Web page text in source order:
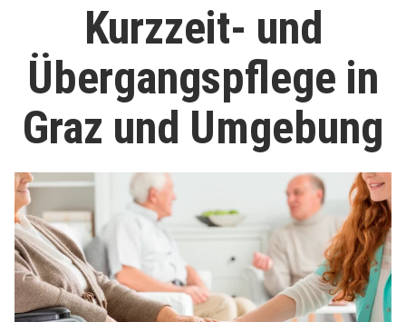
Kurzzeit- und
Übergangs­pflege in
Graz und Umgebung